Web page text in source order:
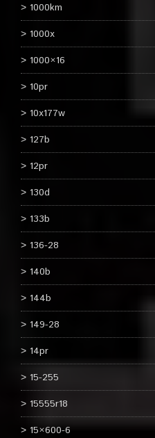
1000km
1000x
1000×16
10pr
10x177w
127b
12pr
130d
133b
136-28
140b
144b
149-28
14pr
15-255
15555r18
15×600-6